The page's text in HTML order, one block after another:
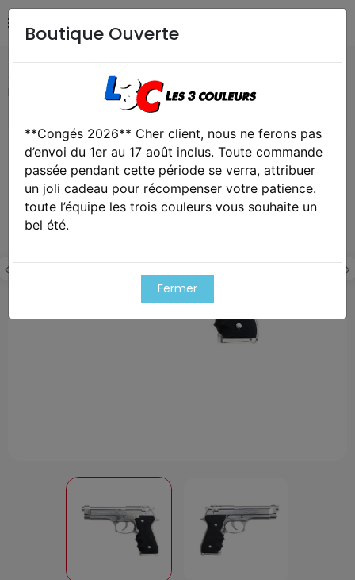
Airsoft / Paintball
Réplique gbb m92f chrome stainless 0,8j
Exclusivité web !
Boutique Ouverte
**Congés 2026** Cher client, nous ne ferons pas
d’envoi du 1er au 17 août inclus. Toute commande
passée pendant cette période se verra, attribuer
un joli cadeau pour récompenser votre patience.
toute l’équipe les trois couleurs vous souhaite un
bel été.
Fermer